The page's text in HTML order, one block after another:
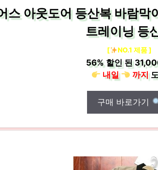
스 아웃도어 등산복 바람막
트레이닝 등
[ NO.1 제품 ]
56%할인 된
내일
까지
구매 바로가기